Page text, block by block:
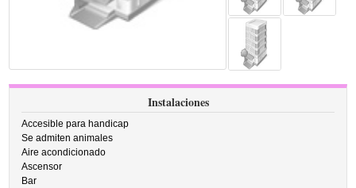
Instalaciones
Accesible para handicap
Se admiten animales
Aire acondicionado
Ascensor
Bar